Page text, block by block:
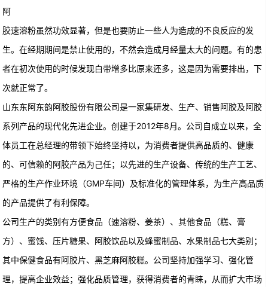
阿
胶速溶粉虽然功效显著，但是也要防止一些人为造成的不良反应的发
生。在经期期间是禁止使用的，不然会造成月经量太大的问题。有的患
者在初次使用的时候发现白带增多比原来还多，这是因为需要排出，下
次就正常了。
山东东阿东韵阿胶股份有限公司是一家集研发、生产、销售阿胶及阿胶
系列产品的现代化先进企业。创建于2012年8月。公司自成立以来，全
体员工在总经理的带领下始终坚持以，为消费者提供高品质的、健康
的、可信赖的阿胶产品为己任；以先进的生产设备、传统的生产工艺、
严格的生产作业环境（GMP车间）及标准化的管理体系，为生产高品质
的产品提供了有利保障。
公司生产的类别有方便食品（速溶粉、姜茶）、其他食品（糕、膏
方）、蜜饯、压片糖果、阿胶饮品以及蜂蜜制品、水果制品七大类别；
其中保健食品有阿胶片、黑芝麻阿胶糕。公司坚持加强学习、强化管
理，提高企业效益；强化品质管理，获得消费者的青睐，从而扩大市场